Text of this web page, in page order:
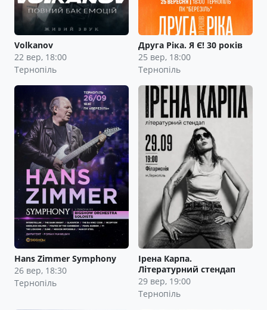
Volkanov
22 вер, 18:00
Тернопіль
Друга Ріка. Я Є! 30 років
25 вер, 18:00
Тернопіль
Hans Zimmer Symphony
26 вер, 18:30
Тернопіль
Ірена Карпа.
Літературний стендап
29 вер, 19:00
Тернопіль